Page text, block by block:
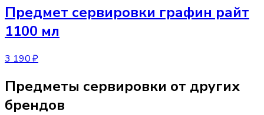
Предмет сервировки графин райт
1100 мл
3 190 ₽
Предметы сервировки от других
брендов